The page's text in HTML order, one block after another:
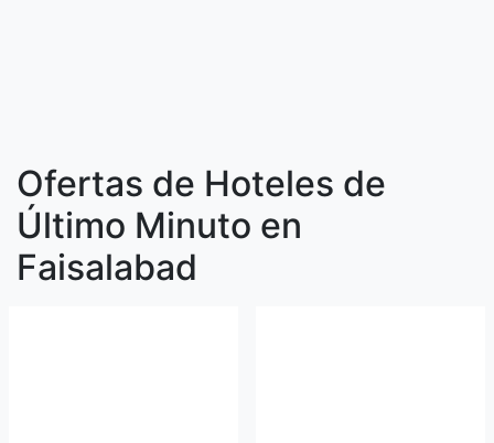
Ofertas de Hoteles de
Último Minuto en
Faisalabad